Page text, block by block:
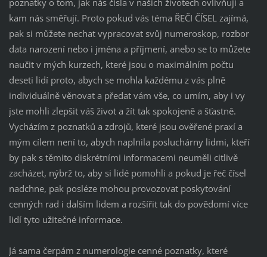
kam nás směřují. Proto pokud vás téma ŘEČI ČÍSEL zajímá,
pak si můžete nechat vypracovat svůj numeroskop, rozbor
data narození nebo i jména a příjmení, anebo se to můžete
naučit v mých kurzech, které jsou o maximálním počtu
deseti lidí proto, abych se mohla každému z vás plně
individuálně věnovat a předat vám vše, co umím, aby i vy
jste mohli zlepšit váš život a žít tak spokojeně a šťastně.
Vycházím z poznatků a zdrojů, které jsou ověřené praxí a
mým cílem není to, abych naplnila posluchárny lidmi, kteří
by pak s těmito diskrétními informacemi neuměli citlivě
zacházet, nýbrž to, aby si lidé pomohli a pokud je řeč čísel
nadchne, pak posléze mohou provozovat poskytování
cenných rad i dalším lidem a rozšířit tak do povědomí více
lidí tyto užitečné informace.
Já sama čerpám z numerologie cenné poznatky, které